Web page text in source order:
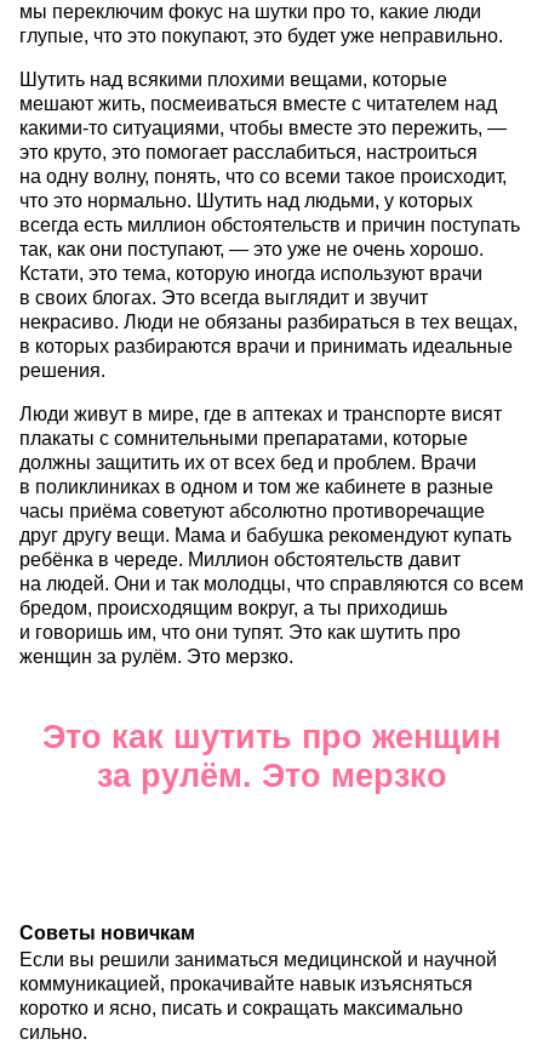
мы переключим фокус на шутки про то, какие люди
глупые, что это покупают, это будет уже неправильно.
Шутить над всякими плохими вещами, которые
мешают жить, посмеиваться вместе с читателем над
какими-то ситуациями, чтобы вместе это пережить, —
это круто, это помогает расслабиться, настроиться
на одну волну, понять, что со всеми такое происходит,
что это нормально. Шутить над людьми, у которых
всегда есть миллион обстоятельств и причин поступать
так, как они поступают, — это уже не очень хорошо.
Кстати, это тема, которую иногда используют врачи
в своих блогах. Это всегда выглядит и звучит
некрасиво. Люди не обязаны разбираться в тех вещах,
в которых разбираются врачи и принимать идеальные
решения.
Люди живут в мире, где в аптеках и транспорте висят
плакаты с сомнительными препаратами, которые
должны защитить их от всех бед и проблем. Врачи
в поликлиниках в одном и том же кабинете в разные
часы приёма советуют абсолютно противоречащие
друг другу вещи. Мама и бабушка рекомендуют купать
ребёнка в череде. Миллион обстоятельств давит
на людей. Они и так молодцы, что справляются со всем
бредом, происходящим вокруг, а ты приходишь
и говоришь им, что они тупят. Это как шутить про
женщин за рулём. Это мерзко.
Это как шутить про женщин
за рулём. Это мерзко
Советы новичкам
Если вы решили заниматься медицинской и научной
коммуникацией, прокачивайте навык изъясняться
коротко и ясно, писать и сокращать максимально
сильно.